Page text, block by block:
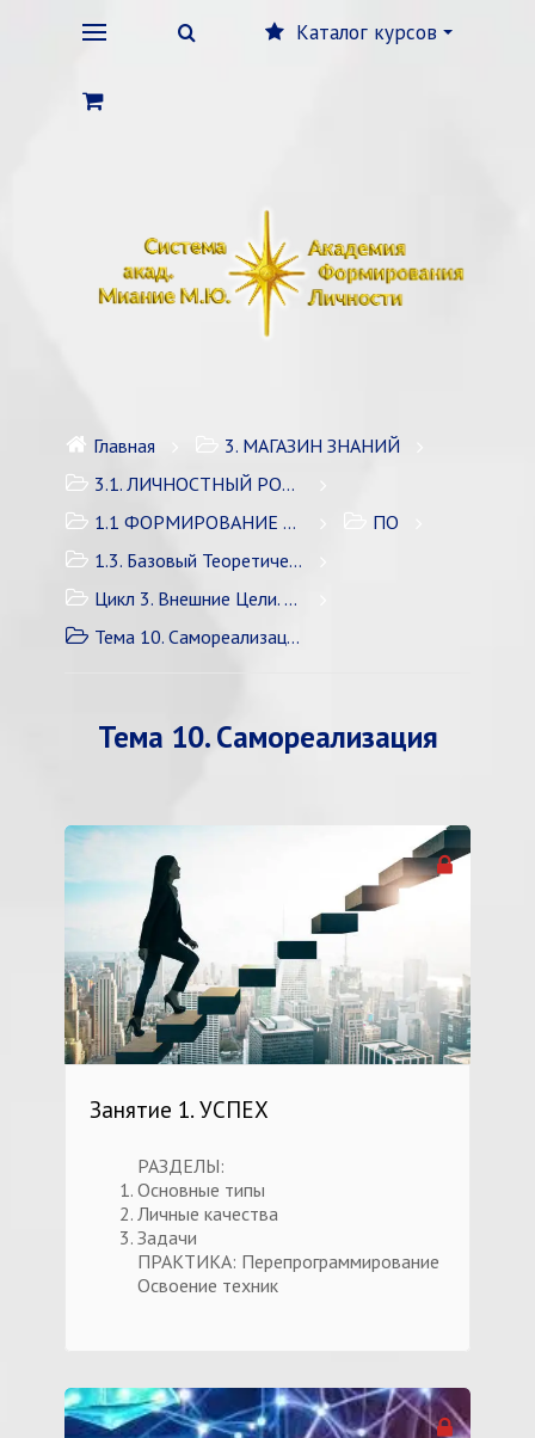
Каталог курсов
Главная
3. МАГАЗИН ЗНАНИЙ
3.1. ЛИЧНОСТНЫЙ РОСТ
1.1 ФОРМИРОВАНИЕ ЛИЧНОСТИ
ПО
1.3. Базовый Теоретический Курс
Цикл 3. Внешние Цели. Судьба
Тема 10. Самореализация
Тема 10. Самореализация
Занятие 1. УСПЕХ
РАЗДЕЛЫ:
Основные типы
Личные качества
Задачи
ПРАКТИКА: Перепрограммирование
Освоение техник